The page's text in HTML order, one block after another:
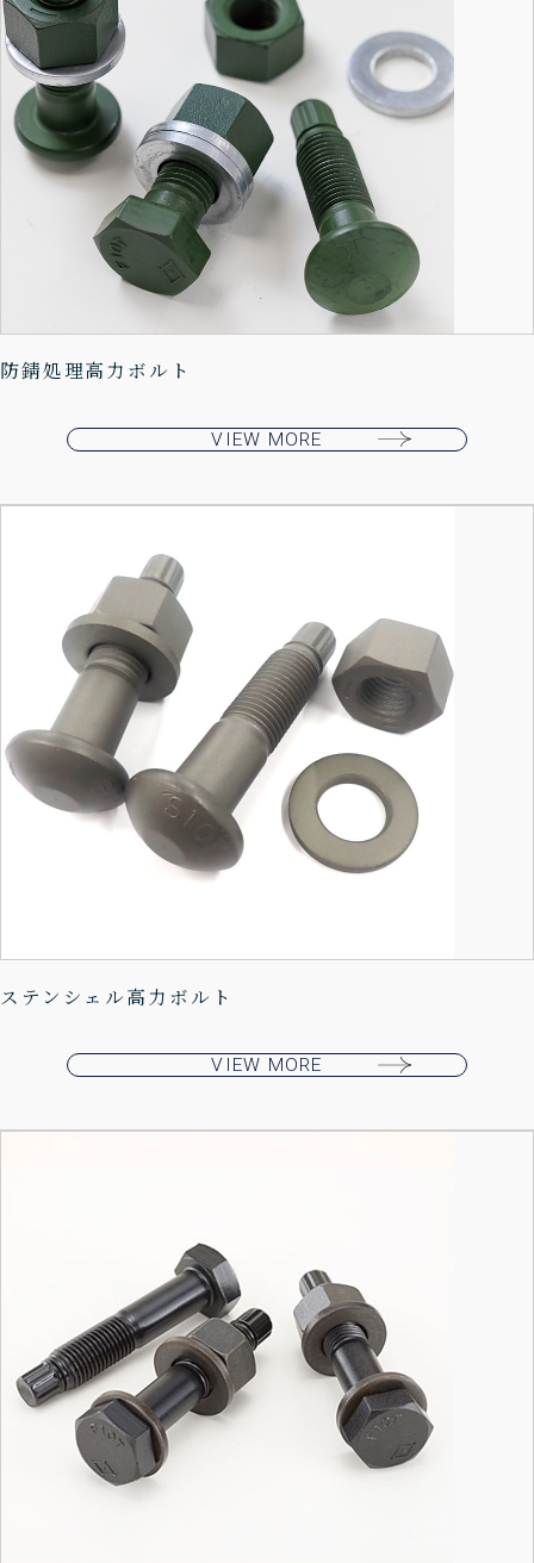
防錆処理高力ボルト
VIEW MORE
ステンシェル高力ボルト
VIEW MORE